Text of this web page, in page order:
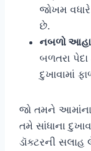
જોખમ
છે.
નબળો
બળતરા
દુખાવામાં
જો તમને
તમે સાંધાના
ડૉક્ટરની સલાહ